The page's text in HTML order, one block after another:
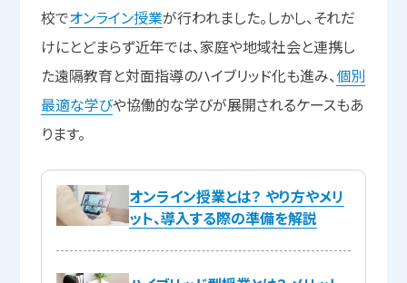
校でオンライン授業が行われました。しかし、それだ
けにとどまらず近年では、家庭や地域社会と連携し
た遠隔教育と対面指導のハイブリッド化も進み、個別
最適な学びや協働的な学びが展開されるケースもあ
ります。
オンライン授業とは？ やり方やメリ
ット、導入する際の準備を解説